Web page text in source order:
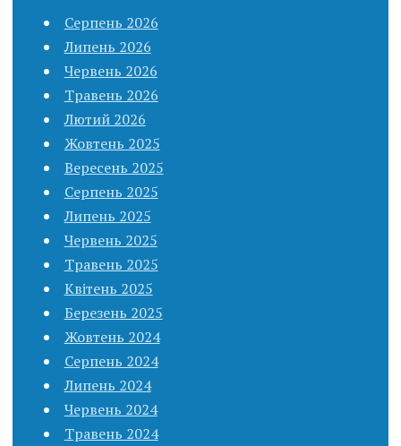
Серпень 2026
Липень 2026
Червень 2026
Травень 2026
Лютий 2026
Жовтень 2025
Вересень 2025
Серпень 2025
Липень 2025
Червень 2025
Травень 2025
Квітень 2025
Березень 2025
Жовтень 2024
Серпень 2024
Липень 2024
Червень 2024
Травень 2024